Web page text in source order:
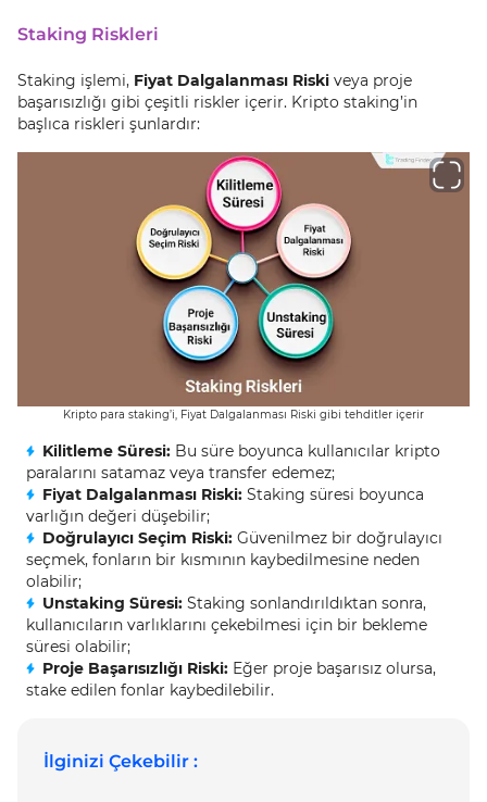
Staking Riskleri
Staking işlemi, Fiyat Dalgalanması Riski veya proje
başarısızlığı gibi çeşitli riskler içerir. Kripto staking’in
başlıca riskleri şunlardır:
Kripto para staking’i, Fiyat Dalgalanması Riski gibi tehditler içerir
Kilitleme Süresi: Bu süre boyunca kullanıcılar kripto
paralarını satamaz veya transfer edemez;
Fiyat Dalgalanması Riski: Staking süresi boyunca
varlığın değeri düşebilir;
Doğrulayıcı Seçim Riski: Güvenilmez bir doğrulayıcı
seçmek, fonların bir kısmının kaybedilmesine neden
olabilir;
Unstaking Süresi: Staking sonlandırıldıktan sonra,
kullanıcıların varlıklarını çekebilmesi için bir bekleme
süresi olabilir;
Proje Başarısızlığı Riski: Eğer proje başarısız olursa,
stake edilen fonlar kaybedilebilir.
İlginizi Çekebilir :